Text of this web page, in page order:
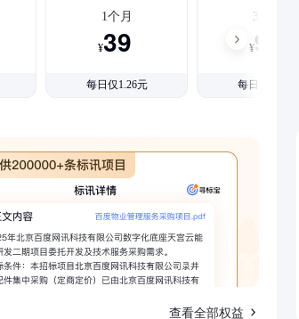
1个月
¥39
每日仅1.26元
3个月
¥99
每日仅1.08元
查看全部权益